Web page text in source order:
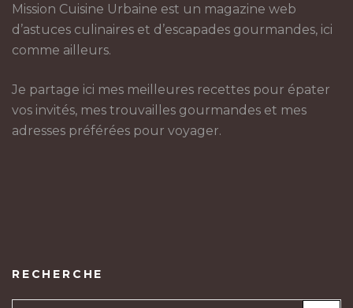
Mission Cuisine Urbaine est un magazine web
d’astuces culinaires et d’escapades gourmandes, ici
comme ailleurs.
Je partage ici mes meilleures recettes pour épater
vos invités, mes trouvailles gourmandes et mes
adresses préférées pour voyager.
RECHERCHE